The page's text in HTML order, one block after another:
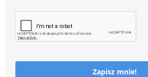
Zapisz mnie!